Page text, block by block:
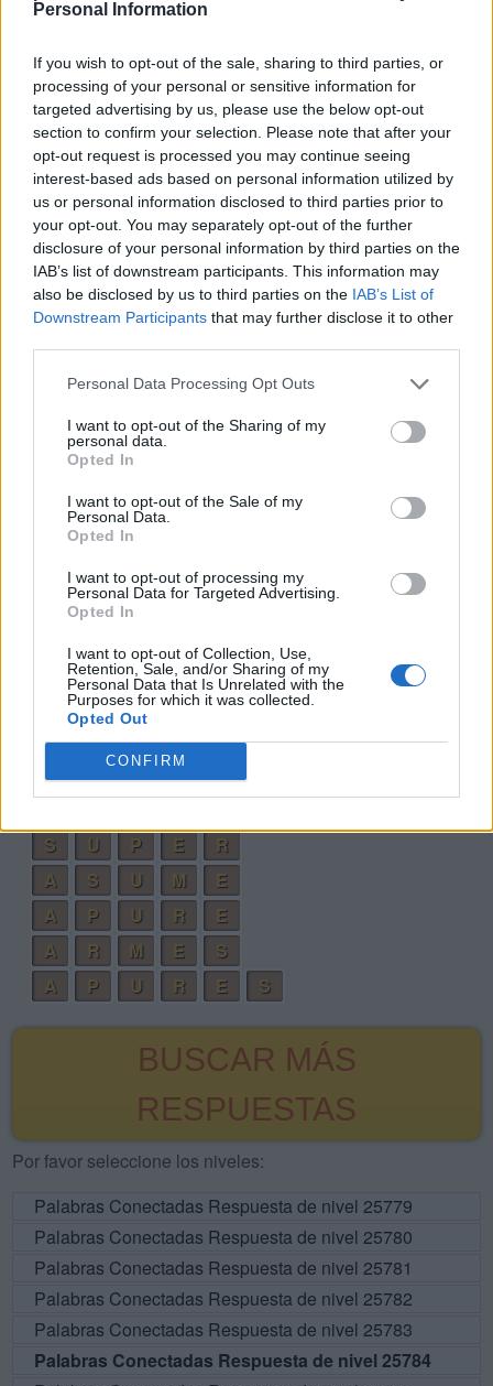
Personal Information
If you wish to opt-out of the sale, sharing to third parties, or
processing of your personal or sensitive information for
targeted advertising by us, please use the below opt-out
section to confirm your selection. Please note that after your
opt-out request is processed you may continue seeing
interest-based ads based on personal information utilized by
us or personal information disclosed to third parties prior to
your opt-out. You may separately opt-out of the further
disclosure of your personal information by third parties on the
IAB’s list of downstream participants. This information may
also be disclosed by us to third parties on the IAB’s List of
Downstream Participants that may further disclose it to other
Personal Data Processing Opt Outs
I want to opt-out of the Sharing of my
personal data.
Opted In
I want to opt-out of the Sale of my
Personal Data.
Opted In
I want to opt-out of processing my
Personal Data for Targeted Advertising.
Opted In
I want to opt-out of Collection, Use,
Retention, Sale, and/or Sharing of my
Personal Data that Is Unrelated with the
Purposes for which it was collected.
Opted Out
CONFIRM
P
A S
E
P
U M
A
P
E R
A
R
A P
E
S
U M
E
M
U R
A
R
E M
A
P
A R
E
E
R A
S
M E
S
R M
E
S A
A
R E
E S A
R
U M A
R
E R A
S
S
E R P
A
S
U P R
A
S
U P E
R
A
S U M
E
A
P U R
E
A
R M E
S
A
P U R E S
BUSCAR MÁS
RESPUESTAS
Por favor seleccione los niveles:
Palabras Conectadas Respuesta de nivel 25779
Palabras Conectadas Respuesta de nivel 25780
Palabras Conectadas Respuesta de nivel 25781
Palabras Conectadas Respuesta de nivel 25782
Palabras Conectadas Respuesta de nivel 25783
Palabras Conectadas Respuesta de nivel 25784